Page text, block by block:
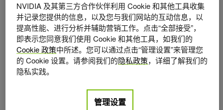
NVIDIA 及其第三方合作伙伴利用 Cookie 和其他工具收集
并记录您提供的信息，以及您与我们网站的互动信息，以
提高性能、进行分析并辅助营销工作。点击“全部接受”，
即表示您同意我们使用 Cookie 和其他工具，如我们的
Cookie 政策中所述。您可以通过点击“管理设置”来管理您
的 Cookie 设置。请参阅我们的隐私政策，详细了解我们的
隐私实践。
管理设置